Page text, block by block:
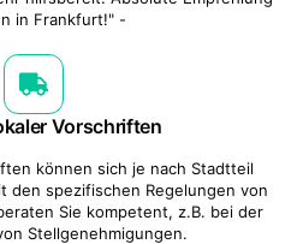
in Frankfurt!" -
Vorschriften
können sich je nach Stadtteil
den spezifischen Regelungen von
Sie kompetent, z.B. bei der
Stellgenehmigungen.